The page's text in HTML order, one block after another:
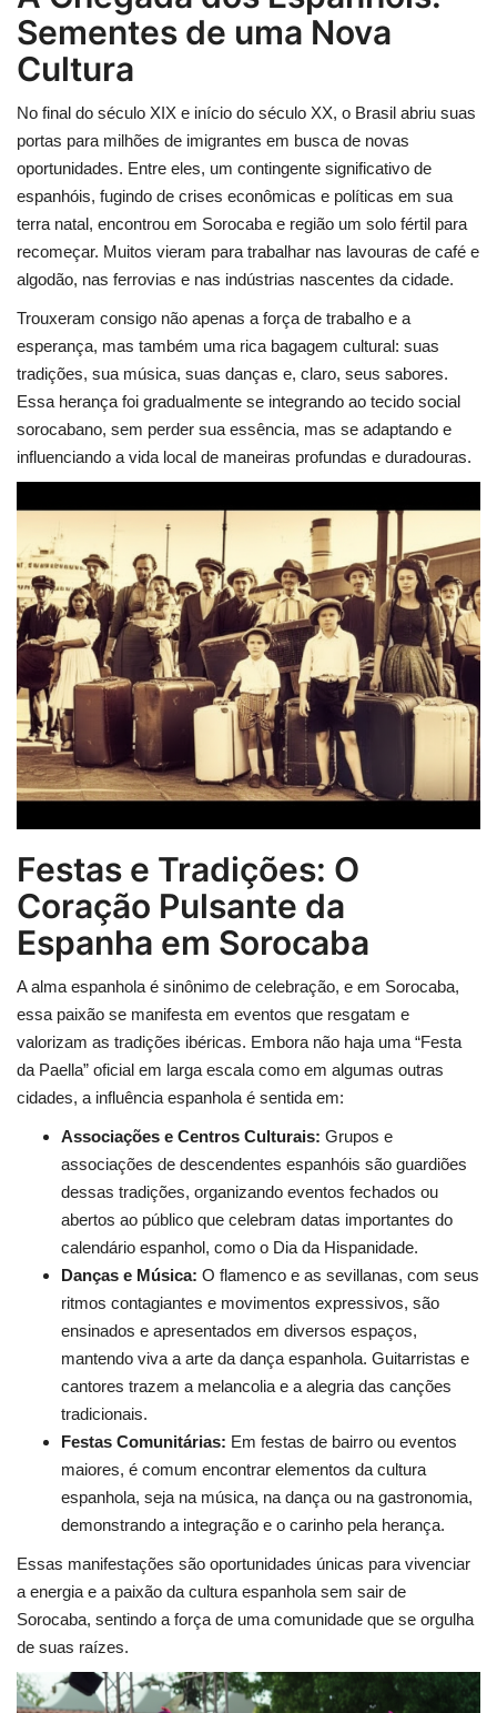
Sementes de uma Nova
Cultura
No final do século XIX e início do século XX, o Brasil abriu suas
portas para milhões de imigrantes em busca de novas
oportunidades. Entre eles, um contingente significativo de
espanhóis, fugindo de crises econômicas e políticas em sua
terra natal, encontrou em Sorocaba e região um solo fértil para
recomeçar. Muitos vieram para trabalhar nas lavouras de café e
algodão, nas ferrovias e nas indústrias nascentes da cidade.
Trouxeram consigo não apenas a força de trabalho e a
esperança, mas também uma rica bagagem cultural: suas
tradições, sua música, suas danças e, claro, seus sabores.
Essa herança foi gradualmente se integrando ao tecido social
sorocabano, sem perder sua essência, mas se adaptando e
influenciando a vida local de maneiras profundas e duradouras.
Festas e Tradições: O
Coração Pulsante da
Espanha em Sorocaba
A alma espanhola é sinônimo de celebração, e em Sorocaba,
essa paixão se manifesta em eventos que resgatam e
valorizam as tradições ibéricas. Embora não haja uma “Festa
da Paella” oficial em larga escala como em algumas outras
cidades, a influência espanhola é sentida em:
Associações e Centros Culturais: Grupos e
associações de descendentes espanhóis são guardiões
dessas tradições, organizando eventos fechados ou
abertos ao público que celebram datas importantes do
calendário espanhol, como o Dia da Hispanidade.
Danças e Música: O flamenco e as sevillanas, com seus
ritmos contagiantes e movimentos expressivos, são
ensinados e apresentados em diversos espaços,
mantendo viva a arte da dança espanhola. Guitarristas e
cantores trazem a melancolia e a alegria das canções
tradicionais.
Festas Comunitárias: Em festas de bairro ou eventos
maiores, é comum encontrar elementos da cultura
espanhola, seja na música, na dança ou na gastronomia,
demonstrando a integração e o carinho pela herança.
Essas manifestações são oportunidades únicas para vivenciar
a energia e a paixão da cultura espanhola sem sair de
Sorocaba, sentindo a força de uma comunidade que se orgulha
de suas raízes.